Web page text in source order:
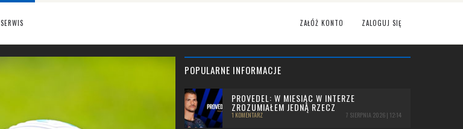
SERWIS ZAŁÓŻ KONTO ZALOGUJ SIĘ
POPULARNE INFORMACJE
PROVEDEL: W MIESIĄC W INTERZE
ZROZUMIAŁEM JEDNĄ RZECZ
1 KOMENTARZ 7 SIERPNIA 2026 | 12:14